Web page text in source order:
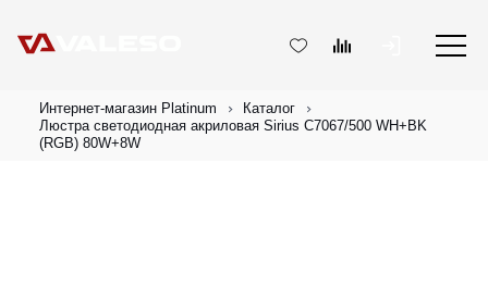
Интернет-магазин Platinum
Каталог
Люстра светодиодная акриловая Sirius C7067/500 WH+BK
(RGB) 80W+8W